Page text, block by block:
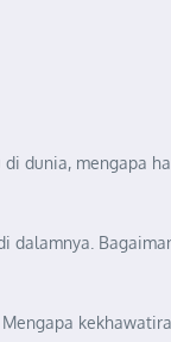
dunia, mengapa
dalamnya.